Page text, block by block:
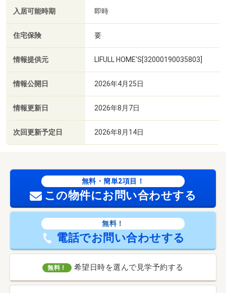
入居可能時期 即時
住宅保険 要
情報提供元 LIFULL HOME'S[32000190035803]
情報公開日 2026年4月25日
情報更新日 2026年8月7日
次回更新予定日 2026年8月14日
無料・簡単2項目！
この物件にお問い合わせする
無料！
電話でお問い合わせする
無料！ 希望日時を選んで見学予約する